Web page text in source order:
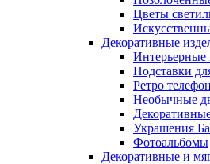
Цветы
Декоративные
Интерьерные
Подставки
Ретро
Необычные
Украшения
Фотоальбомы
Декоративные и